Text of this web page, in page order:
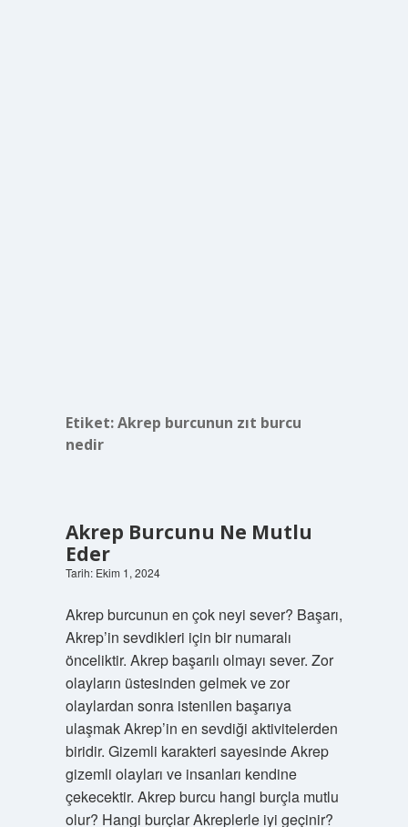
Etiket:Akrep burcunun zıt burcu
nedir
Akrep Burcunu Ne Mutlu
Eder
Tarih: Ekim 1, 2024
Akrep burcunun en çok neyi sever? Başarı,
Akrep’in sevdikleri için bir numaralı
önceliktir. Akrep başarılı olmayı sever. Zor
olayların üstesinden gelmek ve zor
olaylardan sonra istenilen başarıya
ulaşmak Akrep’in en sevdiği aktivitelerden
biridir. Gizemli karakteri sayesinde Akrep
gizemli olayları ve insanları kendine
çekecektir. Akrep burcu hangi burçla mutlu
olur? Hangi burçlar Akreplerle iyi geçinir?